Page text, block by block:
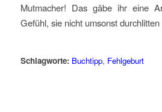
Mutmacher! Das gäbe ihr eine
Gefühl, sie nicht umsonst
Schlagworte: Buchtipp, Fehlgeburt